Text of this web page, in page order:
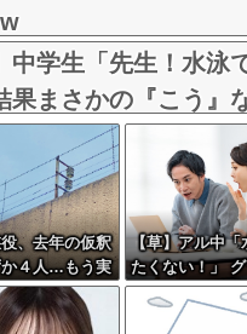
中学生「先生！水
果まさかの『こう』
、去年の仮釈
４人…もう実
だった
【草】アル中
たくない！」
「はい転倒」